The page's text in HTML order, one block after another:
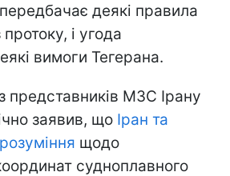
деякі правила
і угода
вимоги Тегерана.
представників МЗС Ірану
заявив, що Іран та
щодо
судноплавного